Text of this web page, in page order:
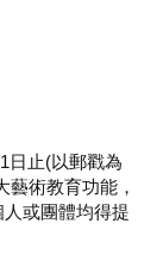
日止(以郵戳為
術教育功能，
或團體均得提